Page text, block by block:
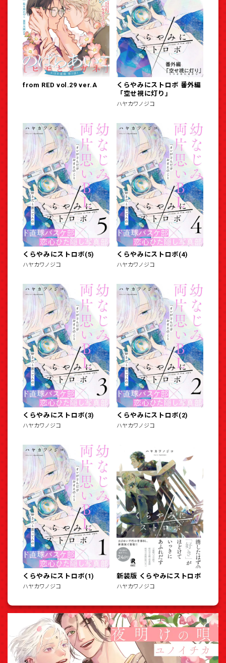
from RED vol.29 ver.A
くらやみにストロボ 番外編
「空せ視に灯り」
ハヤカワノジコ
くらやみにストロボ(5)
ハヤカワノジコ
くらやみにストロボ(4)
ハヤカワノジコ
くらやみにストロボ(3)
ハヤカワノジコ
くらやみにストロボ(2)
ハヤカワノジコ
くらやみにストロボ(1)
ハヤカワノジコ
新装版 くらやみにストロボ
ハヤカワノジコ